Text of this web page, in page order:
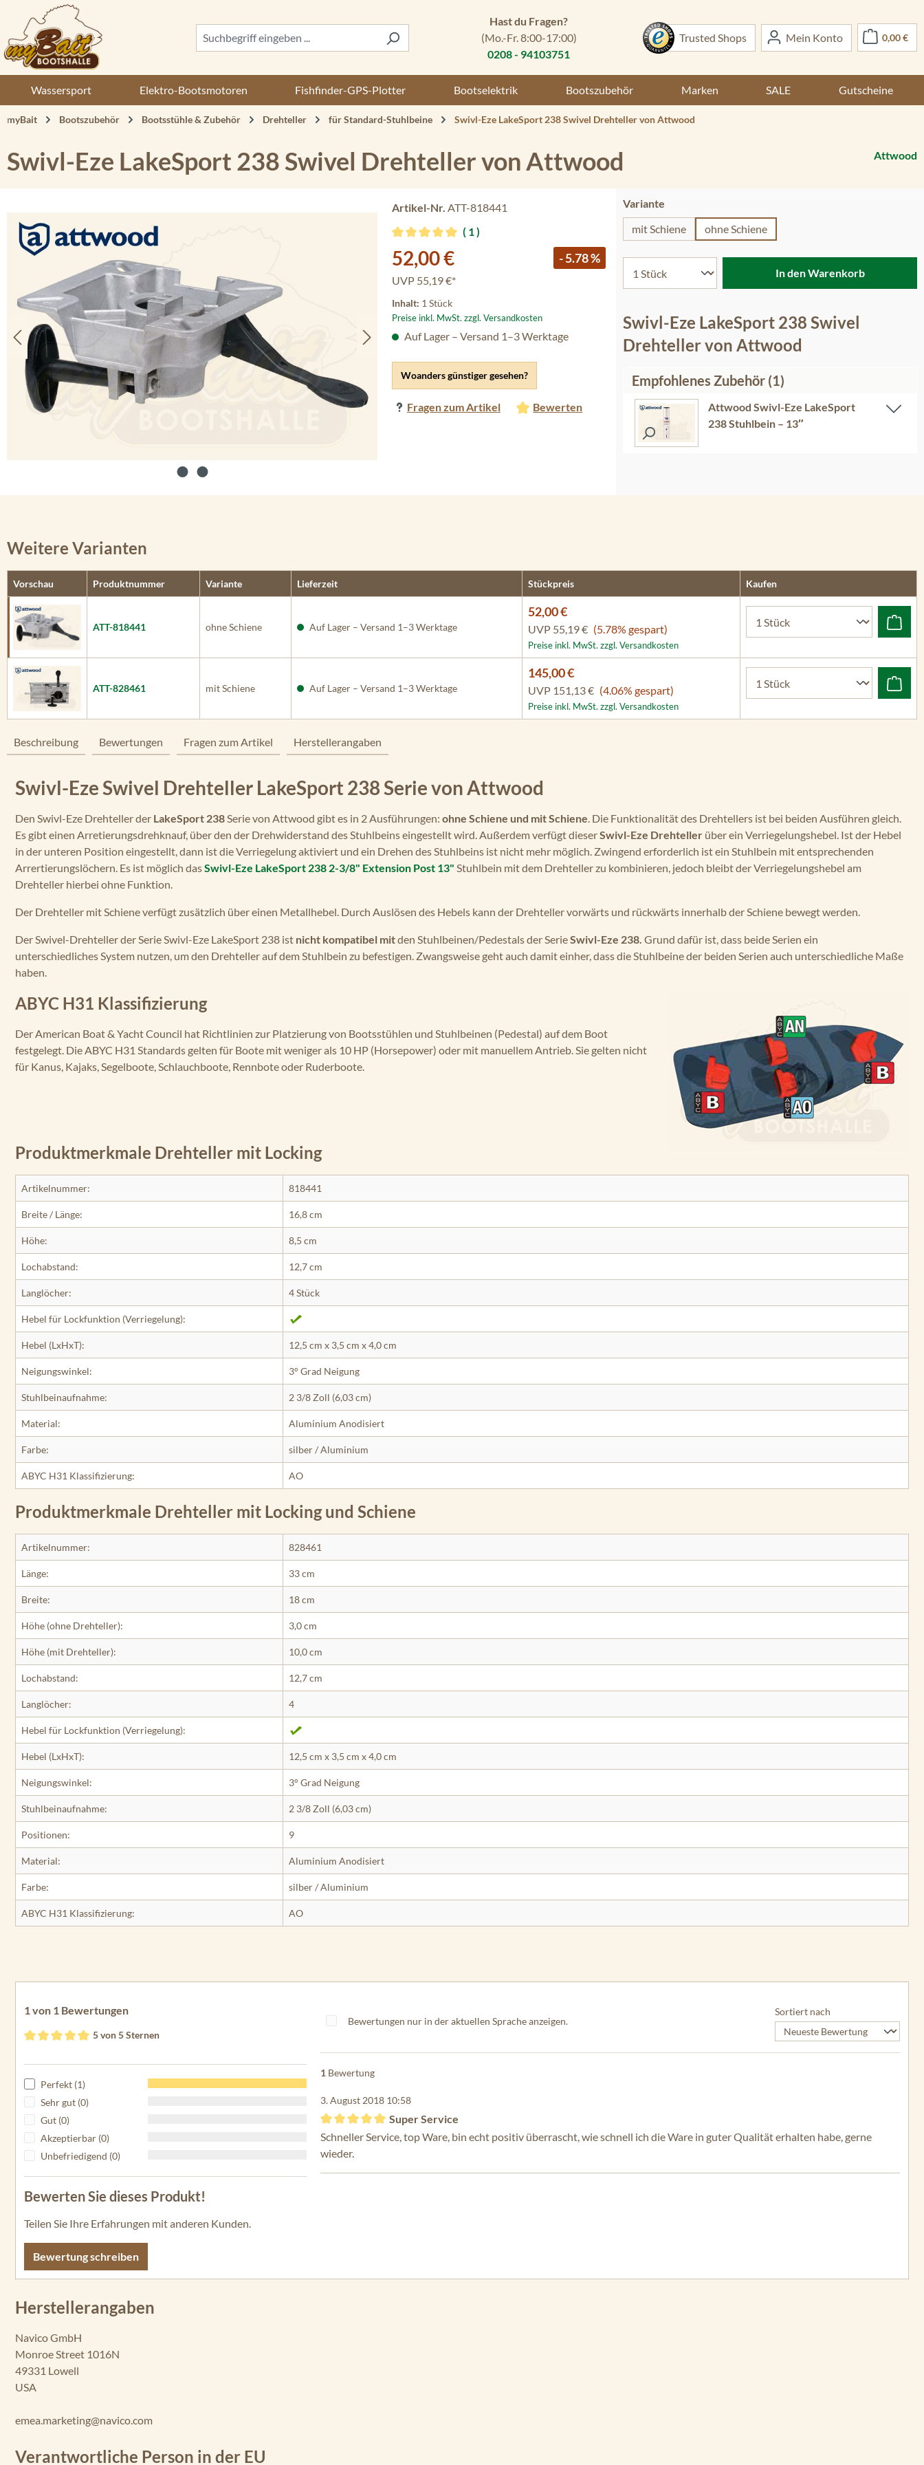
Hauptinhalt springen
Zur Suche springen
Zur Hauptnavigation springen
Hast du Fragen?
(Mo.-Fr. 8:00-17:00)
0208 - 94103751
Trusted Shops Mein Konto 0,00 €
Wassersport Elektro-Bootsmotoren Fishfinder-GPS-Plotter Bootselektrik Bootszubehör Marken SALE Gutscheine
myBait Bootszubehör Bootsstühle & Zubehör Drehteller für Standard-Stuhlbeine Swivl-Eze LakeSport 238 Swivel Drehteller von Attwood
Swivl-Eze LakeSport 238 Swivel Drehteller von Attwood Attwood
Artikel-Nr. ATT-818441
Durchschnittliche Bewertung von 5 von 5 Sternen
1
Verkaufspreis:
52,00 € - 5.78 %
UVP 55,19 €*
Inhalt: 1 Stück
Preise inkl. MwSt. zzgl. Versandkosten
Woanders günstiger gesehen?
Fragen zum Artikel Bewerten
Auf Lager – Versand 1–3 Werktage
Variante
mit Schiene
ohne Schiene
In den Warenkorb
Swivl-Eze LakeSport 238 Swivel
Drehteller von Attwood
Empfohlenes Zubehör (1)
Attwood Swivl-Eze LakeSport
238 Stuhlbein – 13″
Weitere Varianten
Vorschau Produktnummer Variante Lieferzeit Stückpreis Kaufen
ATT-818441 ohne Schiene Auf Lager – Versand 1–3 Werktage
52,00 €
UVP 55,19 € (5.78% gespart)
Preise inkl. MwSt. zzgl. Versandkosten
ATT-828461 mit Schiene Auf Lager – Versand 1–3 Werktage
145,00 €
UVP 151,13 € (4.06% gespart)
Preise inkl. MwSt. zzgl. Versandkosten
Beschreibung Bewertungen Fragen zum Artikel Herstellerangaben
Swivl-Eze Swivel Drehteller LakeSport 238 Serie von Attwood
Den Swivl-Eze Drehteller der LakeSport 238Serie von Attwood gibt es in 2 Ausführungen: ohne Schiene und mit Schiene. Die Funktionalität des Drehtellers ist bei beiden Ausführen gleich.
Es gibt einen Arretierungsdrehknauf, über den der Drehwiderstand des Stuhlbeins eingestellt wird. Außerdem verfügt dieserSwivl-Eze Drehteller über ein Verriegelungshebel. Ist der Hebel
in der unteren Position eingestellt, dann ist die Verriegelung aktiviert und ein Drehen des Stuhlbeins ist nicht mehr möglich. Zwingend erforderlich ist ein Stuhlbein mit entsprechenden
Arrertierungslöchern. Es ist möglich dasSwivl-Eze LakeSport 238 2-3/8" Extension Post 13" Stuhlbein mit dem Drehteller zu kombinieren, jedoch bleibt der Verriegelungshebel am
Drehteller hierbei ohne Funktion.
Der Drehteller mit Schiene verfügt zusätzlich über einen Metallhebel. Durch Auslösen des Hebels kann der Drehteller vorwärts und rückwärts innerhalb der Schiene bewegt werden.
Der Swivel-Drehteller der Serie Swivl-Eze LakeSport 238 ist nicht kompatibel mitden Stuhlbeinen/Pedestals der SerieSwivl-Eze 238. Grund dafür ist, dass beide Serien ein
unterschiedliches System nutzen, um den Drehteller auf dem Stuhlbein zu befestigen. Zwangsweise geht auch damit einher, dass die Stuhlbeine der beiden Serien auch unterschiedliche Maße
haben.
ABYC H31 Klassifizierung
Der American Boat & Yacht Council hat Richtlinien zur Platzierung von Bootsstühlen und Stuhlbeinen (Pedestal) auf dem Boot
festgelegt. Die ABYC H31 Standards gelten für Boote mit weniger als 10 HP (Horsepower) oder mit manuellem Antrieb. Sie gelten nicht
für Kanus, Kajaks, Segelboote, Schlauchboote, Rennbote oder Ruderboote.
Produktmerkmale Drehteller mit Locking
Artikelnummer: 818441
Breite / Länge: 16,8 cm
Höhe: 8,5 cm
Lochabstand: 12,7 cm
Langlöcher: 4 Stück
Hebel für Lockfunktion (Verriegelung):
Hebel (LxHxT): 12,5 cm x 3,5 cm x 4,0 cm
Neigungswinkel: 3° Grad Neigung
Stuhlbeinaufnahme: 2 3/8 Zoll (6,03 cm)
Material: Aluminium Anodisiert
Farbe: silber / Aluminium
ABYC H31 Klassifizierung: AO
Produktmerkmale Drehteller mit Locking und Schiene
Artikelnummer: 828461
Länge: 33 cm
Breite: 18 cm
Höhe (ohne Drehteller): 3,0 cm
Höhe (mit Drehteller): 10,0 cm
Lochabstand: 12,7 cm
Langlöcher: 4
Hebel für Lockfunktion (Verriegelung):
Hebel (LxHxT): 12,5 cm x 3,5 cm x 4,0 cm
Neigungswinkel: 3° Grad Neigung
Stuhlbeinaufnahme: 2 3/8 Zoll (6,03 cm)
Positionen: 9
Material: Aluminium Anodisiert
Farbe: silber / Aluminium
ABYC H31 Klassifizierung: AO
1 von 1 Bewertungen
5 von 5 Sternen
Perfekt (1)
Sehr gut (0)
Gut (0)
Akzeptierbar (0)
Unbefriedigend (0)
Bewerten Sie dieses Produkt!
Teilen Sie Ihre Erfahrungen mit anderen Kunden.
Bewertung schreiben
Bewertungen nur in der aktuellen Sprache anzeigen.
Sortiert nach
1 Bewertung
3. August 2018 10:58
Bewertung mit 5 von 5 Sternen
Super Service
Schneller Service, top Ware, bin echt positiv überrascht, wie schnell ich die Ware in guter Qualität erhalten habe, gerne
wieder.
Herstellerangaben
Navico GmbH
Monroe Street 1016N
49331 Lowell
USA
emea.marketing@navico.com
Verantwortliche Person in der EU